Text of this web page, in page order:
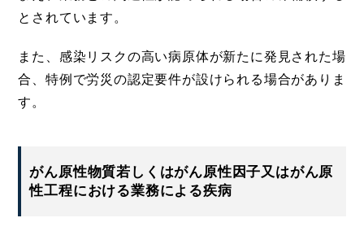
とされています。
また、感染リスクの高い病原体が新たに発見された場
合、特例で労災の認定要件が設けられる場合がありま
す。
がん原性物質若しくはがん原性因子又はがん原
性工程における業務による疾病